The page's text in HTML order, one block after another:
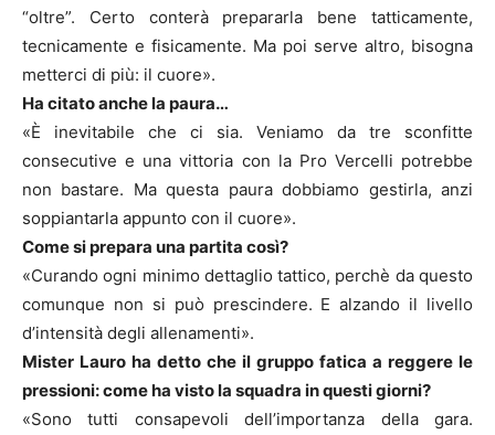
“oltre”. Certo conterà prepararla bene tatticamente,
tecnicamente e fisicamente. Ma poi serve altro, bisogna
metterci di più: il cuore».
Ha citato anche la paura…
«È inevitabile che ci sia. Veniamo da tre sconfitte
consecutive e una vittoria con la Pro Vercelli potrebbe
non bastare. Ma questa paura dobbiamo gestirla, anzi
soppiantarla appunto con il cuore».
Come si prepara una partita così?
«Curando ogni minimo dettaglio tattico, perchè da questo
comunque non si può prescindere. E alzando il livello
d’intensità degli allenamenti».
Mister Lauro ha detto che il gruppo fatica a reggere le
pressioni: come ha visto la squadra in questi giorni?
«Sono tutti consapevoli dell’importanza della gara.